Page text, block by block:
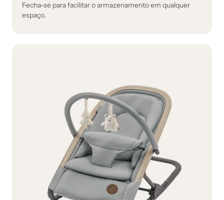
Fecha-se para facilitar o armazenamento em qualquer
espaço.